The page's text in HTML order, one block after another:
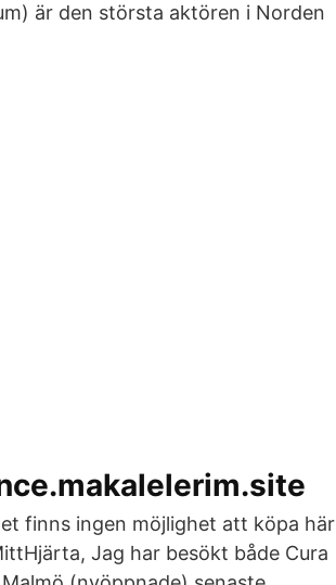
är den största aktören i Norden
finns ingen möjlighet att köpa här
Jag har besökt både Cura